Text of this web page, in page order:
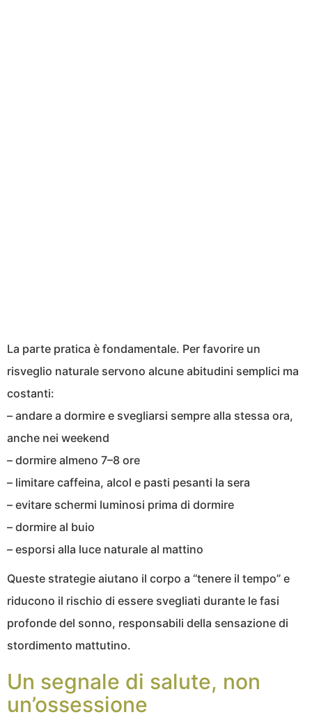
La parte pratica è fondamentale. Per favorire un
risveglio naturale servono alcune abitudini semplici ma
costanti:
– andare a dormire e svegliarsi sempre alla stessa ora,
anche nei weekend
– dormire almeno 7–8 ore
– limitare caffeina, alcol e pasti pesanti la sera
– evitare schermi luminosi prima di dormire
– dormire al buio
– esporsi alla luce naturale al mattino
Queste strategie aiutano il corpo a “tenere il tempo” e
riducono il rischio di essere svegliati durante le fasi
profonde del sonno, responsabili della sensazione di
stordimento mattutino.
Un segnale di salute, non
un’ossessione